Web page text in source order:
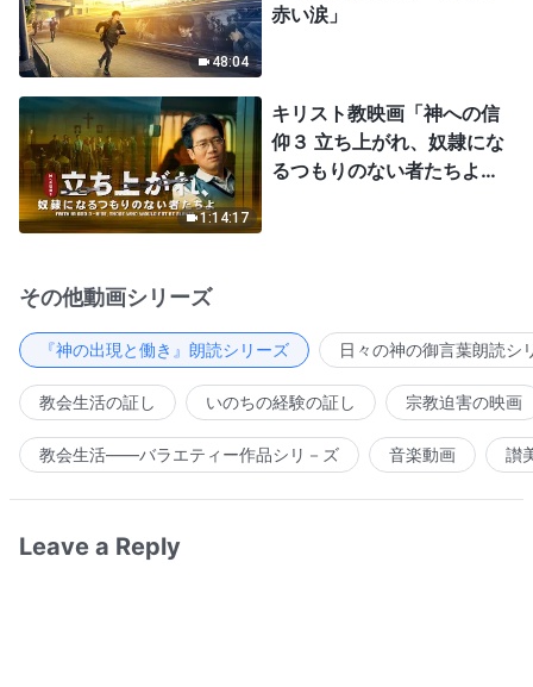
48:04
赤い涙」
1:14:17
キリスト教映画「神への信
仰３ 立ち上がれ、奴隷にな
るつもりのない者たちよ」
その他動画シリーズ
『神の出現と働き』朗読シリーズ 日々の神の御言葉朗読シ
教会生活の証し いのちの経験の証し 宗教迫害の映画
教会生活――バラエティー作品シリ－ズ 音楽動画 讃
Leave a Reply